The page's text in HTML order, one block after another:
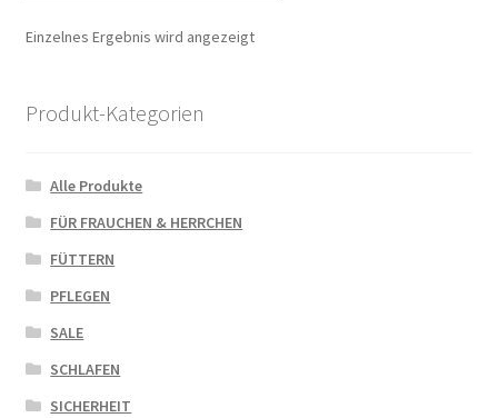
Einzelnes Ergebnis wird angezeigt
Produkt-Kategorien
Alle Produkte
FÜR FRAUCHEN & HERRCHEN
FÜTTERN
PFLEGEN
SALE
SCHLAFEN
SICHERHEIT